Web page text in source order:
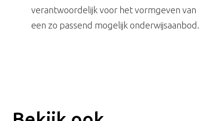
verantwoordelijk voor het vormgeven van
een zo passend mogelijk onderwijsaanbod.